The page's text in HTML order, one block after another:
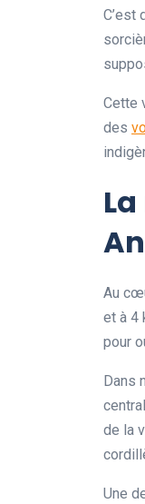
C’est
Cette
des
Au
et à 4
pour
Dans
de la
Une